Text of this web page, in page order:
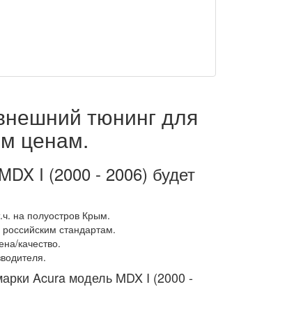
тюнинг для
ценам.
I (2000 - 2006) будет
на полуостров Крым.
стандартам.
качество.
Acura модель MDX I (2000 -